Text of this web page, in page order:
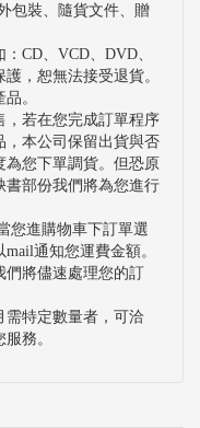
包裝、隨貨文件、贈
CD、VCD、DVD、
，恕無法接受退貨。
。
，若在您完成訂單程序
，本公司保留出貨與否
您下單調貨。但恐原
書部份我們將為您進行
您進購物車下訂單選
通知您運費金額。
們將儘速處理您的訂
需特定數量者，可洽
務。